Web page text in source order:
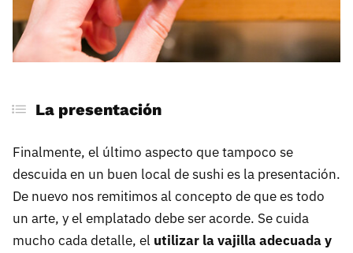
La presentación
Finalmente, el último aspecto que tampoco se
descuida en un buen local de sushi es la presentación.
De nuevo nos remitimos al concepto de que es todo
un arte, y el emplatado debe ser acorde. Se cuida
mucho cada detalle, el utilizar la vajilla adecuada y